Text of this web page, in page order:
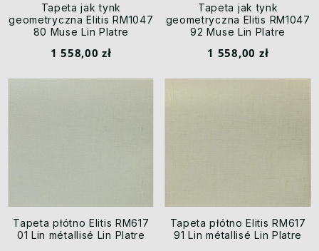
Tapeta jak tynk
geometryczna Elitis RM1047
80 Muse Lin Platre
1 558,00 zł
Tapeta jak tynk
geometryczna Elitis RM1047
92 Muse Lin Platre
1 558,00 zł
Tapeta płótno Elitis RM617
01 Lin métallisé Lin Platre
Tapeta płótno Elitis RM617
91 Lin métallisé Lin Platre